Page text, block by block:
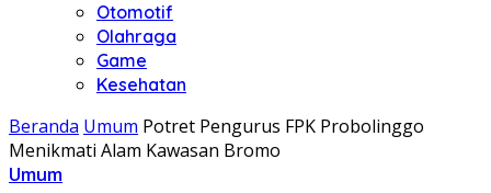
Otomotif
Olahraga
Game
Kesehatan
Beranda Umum Potret Pengurus FPK Probolinggo
Menikmati Alam Kawasan Bromo
Umum